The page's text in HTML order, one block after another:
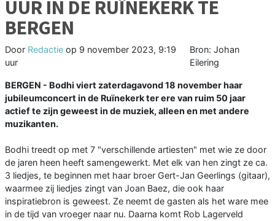
UUR IN DE RUÏNEKERK TE
BERGEN
Door Redactie op 9 november 2023, 9:19
uur
Bron: Johan
Eilering
BERGEN - Bodhi viert zaterdagavond 18 november haar
jubileumconcert in de Ruïnekerk ter ere van ruim 50 jaar
actief te zijn geweest in de muziek, alleen en met andere
muzikanten.
Bodhi treedt op met 7 "verschillende artiesten" met wie ze door
de jaren heen heeft samengewerkt. Met elk van hen zingt ze ca.
3 liedjes, te beginnen met haar broer Gert-Jan Geerlings (gitaar),
waarmee zij liedjes zingt van Joan Baez, die ook haar
inspiratiebron is geweest. Ze neemt de gasten als het ware mee
in de tijd van vroeger naar nu. Daarna komt Rob Lagerveld